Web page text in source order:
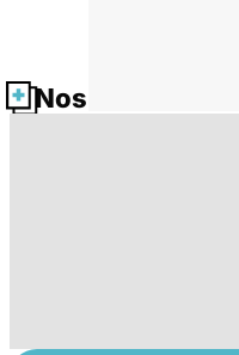
Nos fiches santé